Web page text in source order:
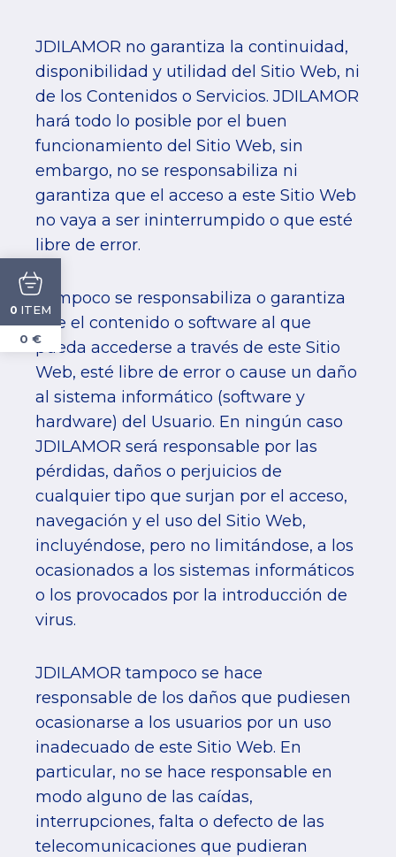
JDILAMOR no garantiza la continuidad,
disponibilidad y utilidad del Sitio Web, ni
de los Contenidos o Servicios. JDILAMOR
hará todo lo posible por el buen
funcionamiento del Sitio Web, sin
embargo, no se responsabiliza ni
garantiza que el acceso a este Sitio Web
no vaya a ser ininterrumpido o que esté
libre de error.
Tampoco se responsabiliza o garantiza
que el contenido o software al que
pueda accederse a través de este Sitio
Web, esté libre de error o cause un daño
al sistema informático (software y
hardware) del Usuario. En ningún caso
JDILAMOR será responsable por las
pérdidas, daños o perjuicios de
cualquier tipo que surjan por el acceso,
navegación y el uso del Sitio Web,
incluyéndose, pero no limitándose, a los
ocasionados a los sistemas informáticos
o los provocados por la introducción de
virus.
JDILAMOR tampoco se hace
responsable de los daños que pudiesen
ocasionarse a los usuarios por un uso
inadecuado de este Sitio Web. En
particular, no se hace responsable en
modo alguno de las caídas,
interrupciones, falta o defecto de las
telecomunicaciones que pudieran
0 ITEM
0 €